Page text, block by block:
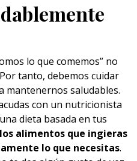
lo que comemos” no
tanto, debemos cuidar
mantenernos saludables.
con un nutricionista
dieta basada en tus
los alimentos que ingieras
lo que necesitas.